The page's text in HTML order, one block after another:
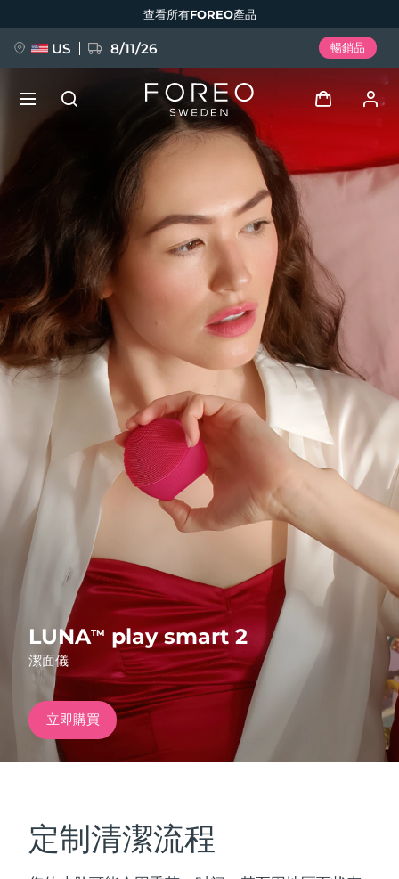
LUNATM play smart 2
潔面儀
立即購買
定制清潔流程
查看所有FOREO產品
US 8/11/26 暢銷品
登入
我的設備
我的訂單
我的地址
我的訂閱
FAQ™ Pure Beauty-Tech Elixir
BREAKING NEWS
issa™ Teeth Whitening Set
FAQ™ Dual LED Panel
熱門產品
特別優惠 暢銷產品
紅光療法
語言
English Deutsch
Español
Français
Português
Polski
Svenska
Русский
Türkçe
简体中文 繁體中文
發貨國家
美國 預計送達日期 8/11/26
英國 預計送達日期 8/10/26
西班牙 預計送達日期 8/10/26
澳洲 預計送達日期 8/13/26
預計送達日期
德國 預計送達日期
加拿大
奧地利